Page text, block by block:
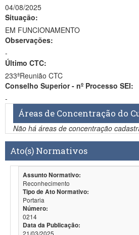
04/08/2025
Situação:
EM FUNCIONAMENTO
Observações:
-
Último CTC:
233ªReunião CTC
Conselho Superior - nº Processo SEI:
-
Áreas de Concentração do
Não há áreas de concentração
Ato(s) Normativos
Assunto Normativo:
Reconhecimento
Tipo de Ato Normativo:
Portaria
Número:
0214
Data da Publicação:
21/03/2025